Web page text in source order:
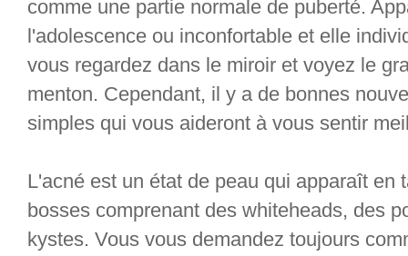
comme une partie normale de puberté.
l'adolescence ou inconfortable et elle
vous regardez dans le miroir et voyez le
menton. Cependant, il y a de bonnes
simples qui vous aideront à vous sentir
L'acné est un état de peau qui apparaît en
bosses comprenant des whiteheads, des
kystes. Vous vous demandez toujours